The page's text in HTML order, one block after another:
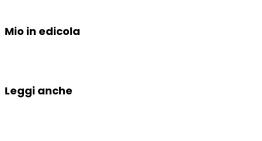
Mio in edicola
Leggi anche